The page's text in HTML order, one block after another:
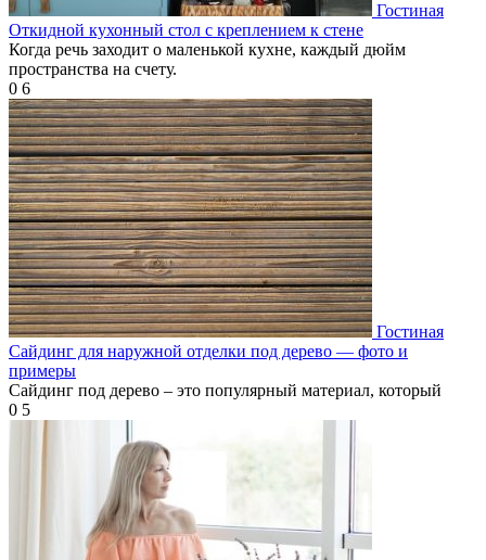
Гостиная
Откидной кухонный стол с креплением к стене
Когда речь заходит о маленькой кухне, каждый дюйм
пространства на счету.
0 6
Гостиная
Сайдинг для наружной отделки под дерево — фото и
примеры
Сайдинг под дерево – это популярный материал, который
0 5